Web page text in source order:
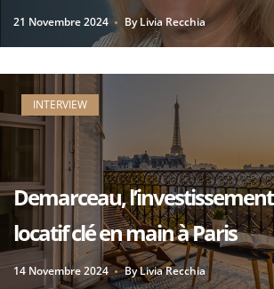
Offices
21 Novembre 2024 ByLivia Recchia
INTERVIEW
Demarceau,
locatif clé en main à Paris
14 Novembre 2024 ByLivia Recchia